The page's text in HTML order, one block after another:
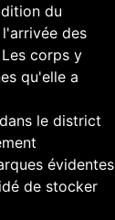
du
des
corps y
qu'elle a
le district
évidentes
de stocker